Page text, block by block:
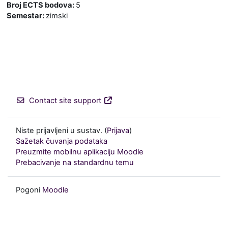
Broj ECTS bodova: 5
Semestar:zimski
Contact site support
Niste prijavljeni u sustav. (Prijava)
Sažetak čuvanja podataka
Preuzmite mobilnu aplikaciju Moodle
Prebacivanje na standardnu temu
Pogoni Moodle